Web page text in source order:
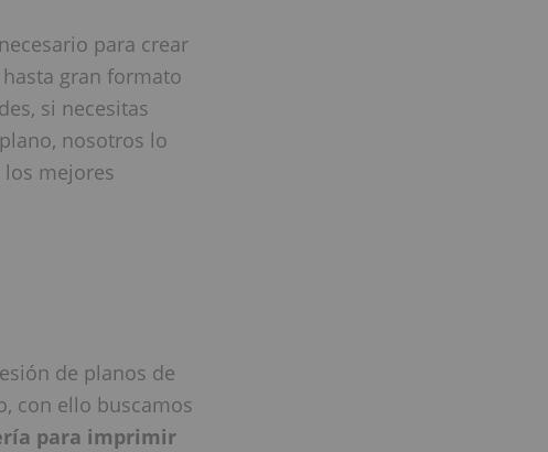
para crear
gran formato
si necesitas
nosotros lo
mejores
de planos de
con ello buscamos
para imprimir